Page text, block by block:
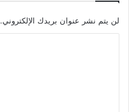
لن يتم نشر عنوان بريدك الإلكتروني.